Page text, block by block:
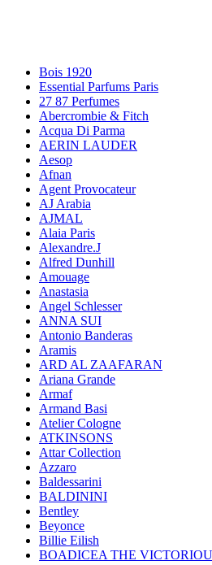
Bois 1920
Essential Parfums Paris
27 87 Perfumes
Abercrombie & Fitch
Acqua Di Parma
AERIN LAUDER
Aesop
Afnan
Agent Provocateur
AJ Arabia
AJMAL
Alaia Paris
Alexandre.J
Alfred Dunhill
Amouage
Anastasia
Angel Schlesser
ANNA SUI
Antonio Banderas
Aramis
ARD AL ZAAFARAN
Ariana Grande
Armaf
Armand Basi
Atelier Cologne
ATKINSONS
Attar Collection
Azzaro
Baldessarini
BALDININI
Bentley
Beyonce
Billie Eilish
BOADICEA THE